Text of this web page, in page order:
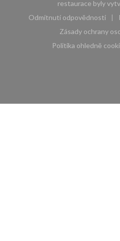
restaurace byly
Odmítnutí odpovědnosti
((otevře se v
Zásady ochrany
Politika ohledně